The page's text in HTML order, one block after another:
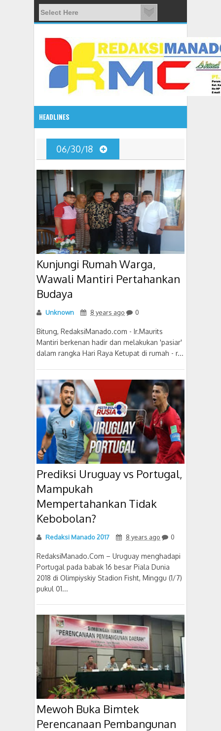
HEADLINES
08:03 AM
ADVETORIAL JONRU GANTIKAN MONO PIMPIN DPRD
06/30/18
Kunjungi Rumah Warga,
Wawali Mantiri Pertahankan
Budaya
Unknown 8 years ago 0
Bitung, RedaksiManado.com - Ir.Maurits
Mantiri berkenan hadir dan melakukan 'pasiar'
dalam rangka Hari Raya Ketupat di rumah - r...
Prediksi Uruguay vs Portugal,
Mampukah
Mempertahankan Tidak
Kebobolan?
Redaksi Manado 2017 8 years ago 0
RedaksiManado.Com – Uruguay menghadapi
Portugal pada babak 16 besar Piala Dunia
2018 di Olimpiyskiy Stadion Fisht, Minggu (1/7)
pukul 01...
Mewoh Buka Bimtek
Perencanaan Pembangunan